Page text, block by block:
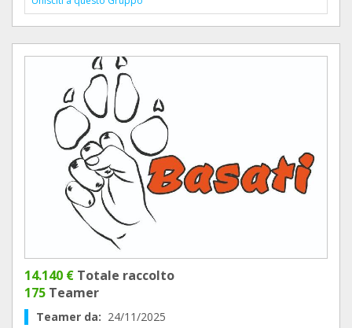
14.140 € Totale raccolto
175 Teamer
Teamer da: 24/11/2025